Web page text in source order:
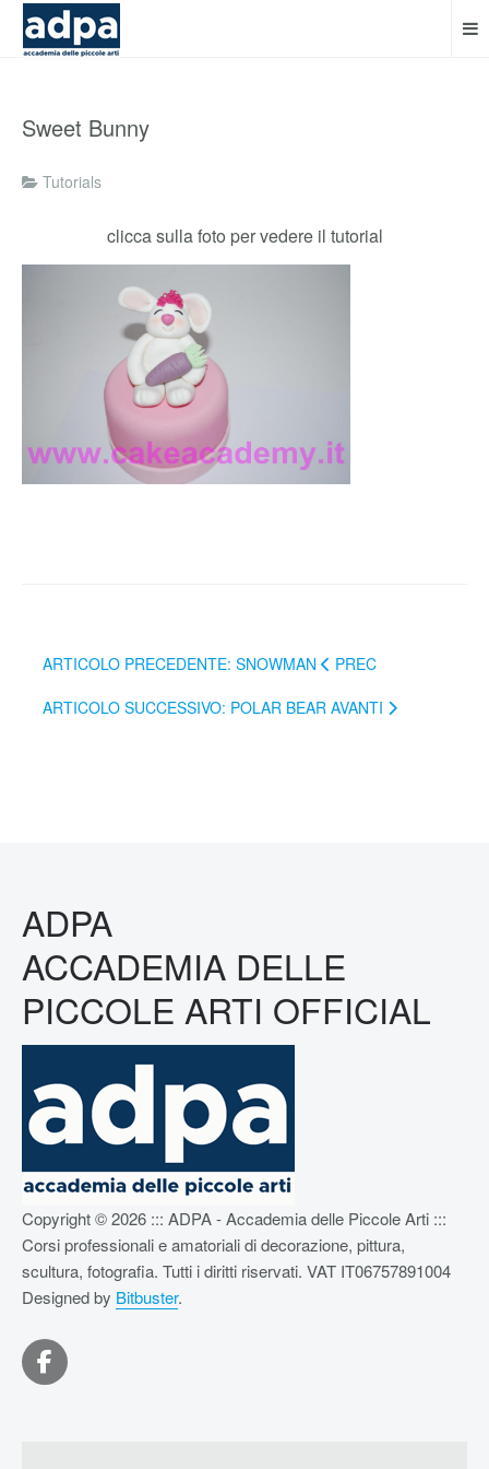
Sweet Bunny
Tutorials
clicca sulla foto per vedere il tutorial
ARTICOLO PRECEDENTE: SNOWMAN
PREC
ARTICOLO SUCCESSIVO: POLAR BEAR AVANTI
ADPA
ACCADEMIA DELLE
PICCOLE ARTI OFFICIAL
Copyright © 2026 ::: ADPA - Accademia delle Piccole Arti :::
Corsi professionali e amatoriali di decorazione, pittura,
scultura, fotografia. Tutti i diritti riservati. VAT IT06757891004
Designed by Bitbuster.